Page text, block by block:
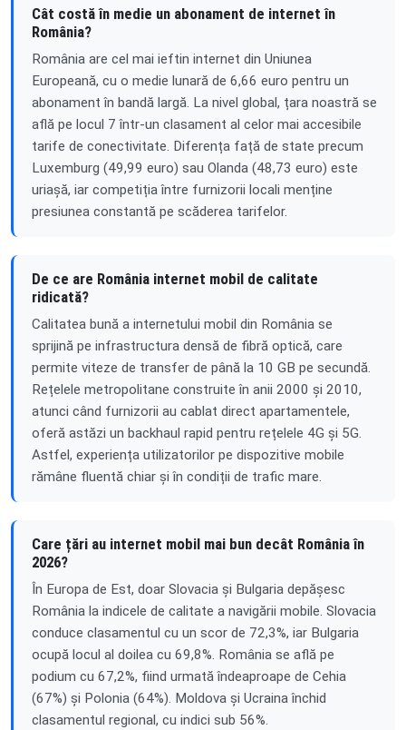
Cât costă în medie un abonament de internet în
România?
România are cel mai ieftin internet din Uniunea
Europeană, cu o medie lunară de 6,66 euro pentru un
abonament în bandă largă. La nivel global, țara noastră se
află pe locul 7 într-un clasament al celor mai accesibile
tarife de conectivitate. Diferența față de state precum
Luxemburg (49,99 euro) sau Olanda (48,73 euro) este
uriașă, iar competiția între furnizorii locali menține
presiunea constantă pe scăderea tarifelor.
De ce are România internet mobil de calitate
ridicată?
Calitatea bună a internetului mobil din România se
sprijină pe infrastructura densă de fibră optică, care
permite viteze de transfer de până la 10 GB pe secundă.
Rețelele metropolitane construite în anii 2000 și 2010,
atunci când furnizorii au cablat direct apartamentele,
oferă astăzi un backhaul rapid pentru rețelele 4G și 5G.
Astfel, experiența utilizatorilor pe dispozitive mobile
rămâne fluentă chiar și în condiții de trafic mare.
Care țări au internet mobil mai bun decât România în
2026?
În Europa de Est, doar Slovacia și Bulgaria depășesc
România la indicele de calitate a navigării mobile. Slovacia
conduce clasamentul cu un scor de 72,3%, iar Bulgaria
ocupă locul al doilea cu 69,8%. România se află pe
podium cu 67,2%, fiind urmată îndeaproape de Cehia
(67%) și Polonia (64%). Moldova și Ucraina închid
clasamentul regional, cu indici sub 56%.